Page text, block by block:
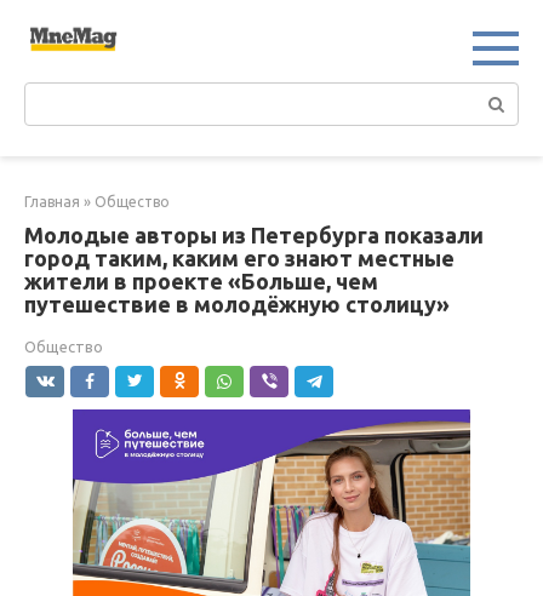
Главная » Общество
Молодые авторы из Петербурга показали
город таким, каким его знают местные
жители в проекте «Больше, чем
путешествие в молодёжную столицу»
Общество